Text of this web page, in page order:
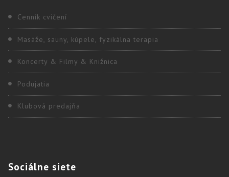
Cenník cvičení
Masáže, sauny, kúpele, fyzikálna terapia
Koncerty & Filmy & Knižnica
Podujatia
Klubová predajňa
Sociálne siete